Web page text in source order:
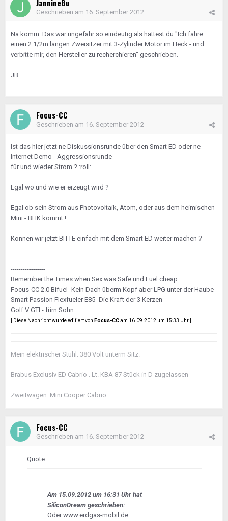
JannineBu
Geschrieben am 16. September 2012
Na komm. Das war ungefähr so eindeutig als hättest du "Ich fahre
einen 2 1/2m langen Zweisitzer mit 3-Zylinder Motor im Heck - und
verbitte mir, den Hersteller zu recherchieren" geschrieben.
JB
Focus-CC
Geschrieben am 16. September 2012
Ist das hier jetzt ne Diskussionsrunde über den Smart ED oder ne
Internet Demo - Aggressionsrunde
für und wieder Strom ? :roll:
Egal wo und wie er erzeugt wird ?
Egal ob sein Strom aus Photovoltaik, Atom, oder aus dem heimischen
Mini - BHK kommt !
Können wir jetzt BITTE einfach mit dem Smart ED weiter machen ?
-----------------
Remember the Times when Sex was Safe und Fuel cheap.
Focus-CC 2.0 Bifuel -Kein Dach überm Kopf aber LPG unter der Haube-
Smart Passion Flexfueler E85 -Die Kraft der 3 Kerzen-
Golf V GTI - fürn Sohn.....
[ Diese Nachricht wurde editiert von Focus-CCam 16.09.2012 um 15:33 Uhr ]
Mein elektrischer Stuhl: 380 Volt unterm Sitz.
Brabus Exclusiv ED Cabrio . Lt. KBA 87 Stück in D zugelassen
Zweitwagen: Mini Cooper Cabrio
Focus-CC
Geschrieben am 16. September 2012
Quote:
Am 15.09.2012 um 16:31 Uhr hat
SiliconDream geschrieben:
Oder www.erdgas-mobil.de